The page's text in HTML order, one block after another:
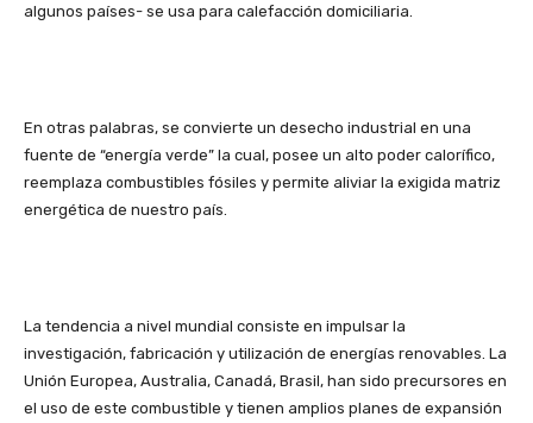
algunos países- se usa para calefacción domiciliaria.
En otras palabras, se convierte un desecho industrial en una
fuente de “energía verde” la cual, posee un alto poder calorífico,
reemplaza combustibles fósiles y permite aliviar la exigida matriz
energética de nuestro país.
La tendencia a nivel mundial consiste en impulsar la
investigación, fabricación y utilización de energías renovables. La
Unión Europea, Australia, Canadá, Brasil, han sido precursores en
el uso de este combustible y tienen amplios planes de expansión